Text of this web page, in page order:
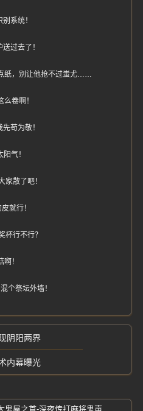
系统！
过去了！
纸，别让他抢不过蚩尤……
卷啊！
苟为敬！
气！
家散了吧！
就行！
杯行不行？
！
个祭坛外墙！
阴阳两界
内幕曝光
鬼屋之首-深夜传打麻将鬼声